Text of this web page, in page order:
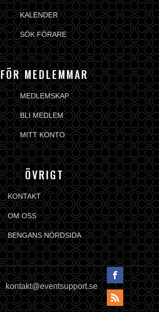
KALENDER
SÖK FÖRARE
FÖR MEDLEMMAR
MEDLEMSKAP
BLI MEDLEM
MITT KONTO
ÖVRIGT
KONTAKT
OM OSS
BENGANS NÖRDSIDA
kontakt@eventsupport.se